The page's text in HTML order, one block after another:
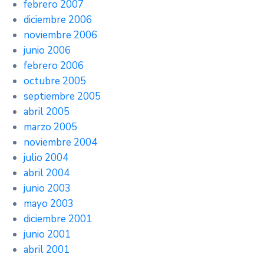
febrero 2007
diciembre 2006
noviembre 2006
junio 2006
febrero 2006
octubre 2005
septiembre 2005
abril 2005
marzo 2005
noviembre 2004
julio 2004
abril 2004
junio 2003
mayo 2003
diciembre 2001
junio 2001
abril 2001